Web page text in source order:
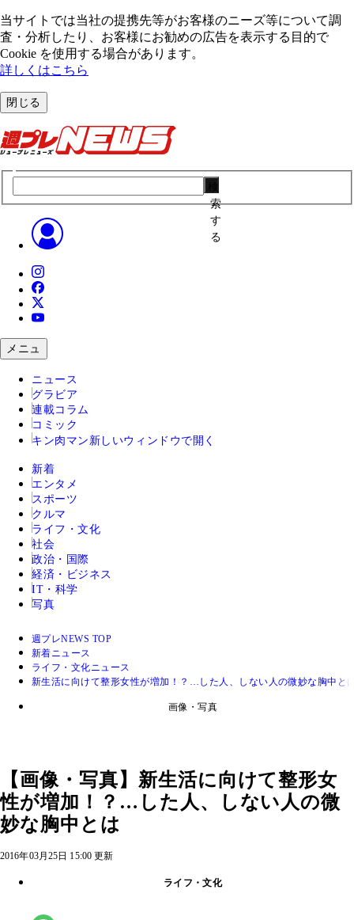
当サイトでは当社の提携先等がお客様のニーズ等について調
査・分析したり、お客様にお勧めの広告を表⽰する⽬的で
Cookie を使⽤する場合があります。
詳しくはこちら
閉じる
索
す
る
メニュ
ニュース
グラビア
連載コラム
コミック
キン肉マン 新しいウィンドウで開く
新着
エンタメ
スポーツ
クルマ
ライフ・文化
社会
政治・国際
経済・ビジネス
IT・科学
写真
週プレNEWS TOP
新着ニュース
ライフ・文化ニュース
新生活に向けて整形女性が増加！？…した人、しない人の微妙な胸中と
画像・写真
【画像・写真】新生活に向けて整形女
性が増加！？…した人、しない人の微
妙な胸中とは
2016年03月25日 15:00 更新
ライフ・文化